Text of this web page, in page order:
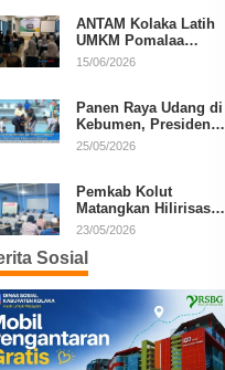
ANTAM Kolaka Latih
UMKM Pomalaa
Kembangkan Produk
15/06/2026
Panen Raya Udang di
Kebumen, Presiden
Prabowo Tekankan
25/05/2026
Pemkab Kolut
Matangkan Hilirisasi
Kakao dan Kelapa,
Daerah
23/05/2026
Sosial